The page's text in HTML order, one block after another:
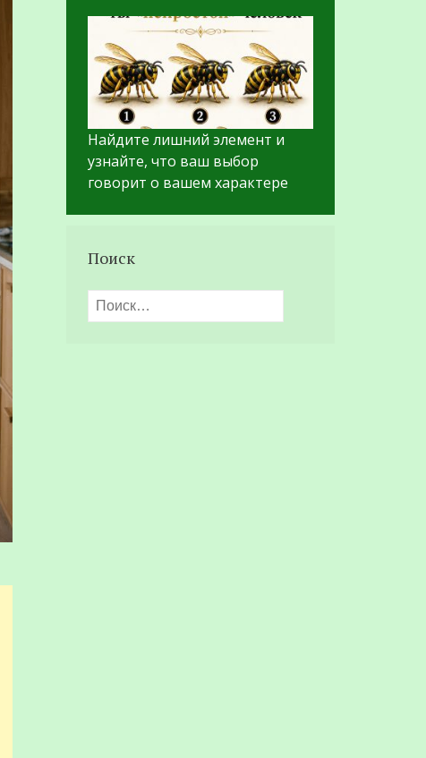
Найдите лишний элемент и
узнайте, что ваш выбор
говорит о вашем характере
Поиск
Найти: